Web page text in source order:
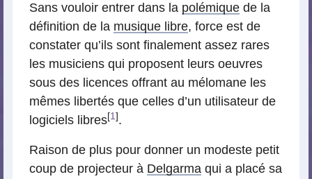
Sans vouloir entrer dans la polémique de la
définition de la musique libre, force est de
constater qu’ils sont finalement assez rares
les musiciens qui proposent leurs oeuvres
sous des licences offrant au mélomane les
mêmes libertés que celles d’un utilisateur de
logiciels libres[1] .
Raison de plus pour donner un modeste petit
coup de projecteur à Delgarma qui a placé sa